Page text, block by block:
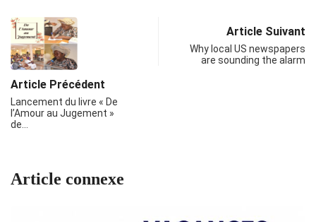
Article Précédent
Lancement du livre « De
l’Amour au Jugement »
de…
Article Suivant
Why local US newspapers
are sounding the alarm
Article connexe